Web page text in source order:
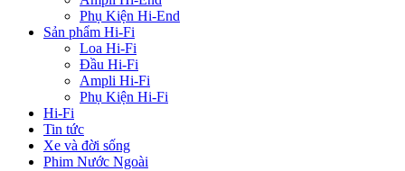
Phụ Kiện Hi-End
Sản phẩm Hi-Fi
Loa Hi-Fi
Đầu Hi-Fi
Ampli Hi-Fi
Phụ Kiện Hi-Fi
Hi-Fi
Tin tức
Xe và đời sống
Phim Nước Ngoài